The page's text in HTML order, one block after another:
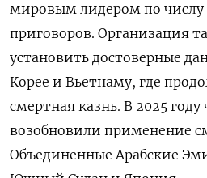
мировым лидером по числу
приговоров. Организация
установить достоверные
Корее и Вьетнаму, где
смертная казнь. В 2025
возобновили применение
Объединенные Арабские